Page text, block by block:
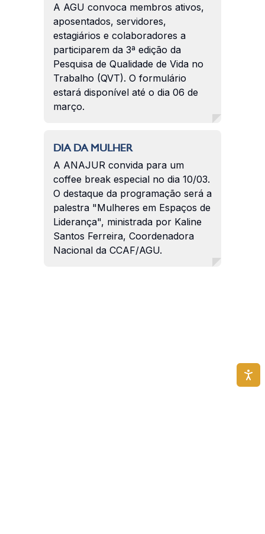
A AGU convoca membros ativos,
aposentados, servidores,
estagiários e colaboradores a
participarem da 3ª edição da
Pesquisa de Qualidade de Vida no
Trabalho (QVT). O formulário
estará disponível até o dia 06 de
março.
DIA DA MULHER
A ANAJUR convida para um
coffee break especial no dia 10/03.
O destaque da programação será a
palestra "Mulheres em Espaços de
Liderança", ministrada por Kaline
Santos Ferreira, Coordenadora
Nacional da CCAF/AGU.